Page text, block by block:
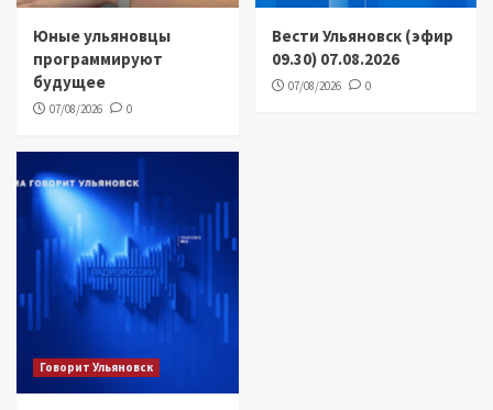
Юные ульяновцы
программируют
будущее
07/08/2026 0
Вести Ульяновск (эфир
09.30) 07.08.2026
07/08/2026 0
Говорит Ульяновск